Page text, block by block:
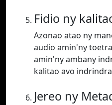
Fidio ny
Azonao atao ny
audio amin'ny
amin'ny ambany
kalitao avo
Jereo ny